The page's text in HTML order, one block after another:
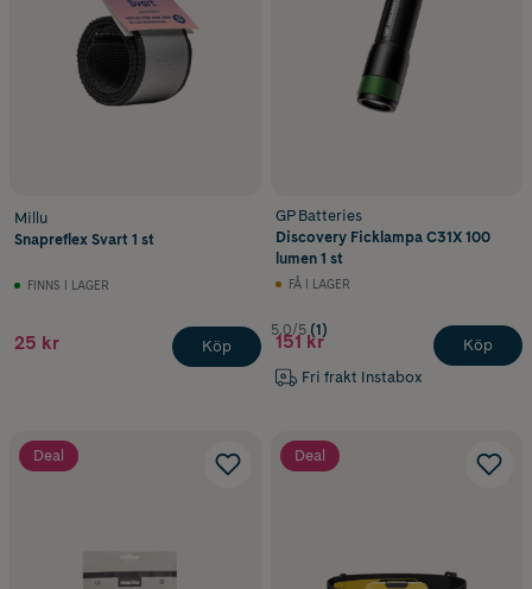
Millu
Snapreflex Svart 1 st
FINNS I LAGER
25 kr Köp
GP Batteries
Discovery Ficklampa C31X 100
lumen 1 st
FÅ I LAGER
5.0/5 (1)
151 kr
Fri frakt Instabox
Köp
Deal Deal